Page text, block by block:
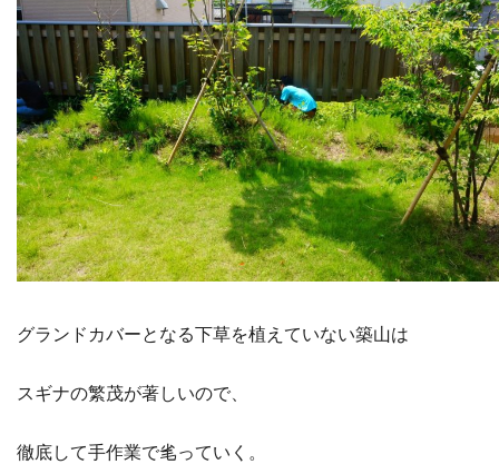
グランドカバーとなる下草を植えていない築山は
スギナの繁茂が著しいので、
徹底して手作業で毟っていく。